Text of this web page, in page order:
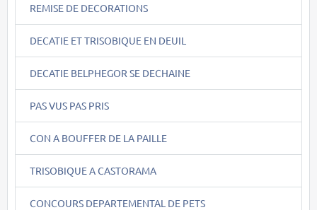
REMISE DE DECORATIONS
DECATIE ET TRISOBIQUE EN DEUIL
DECATIE BELPHEGOR SE DECHAINE
PAS VUS PAS PRIS
CON A BOUFFER DE LA PAILLE
TRISOBIQUE A CASTORAMA
CONCOURS DEPARTEMENTAL DE PETS